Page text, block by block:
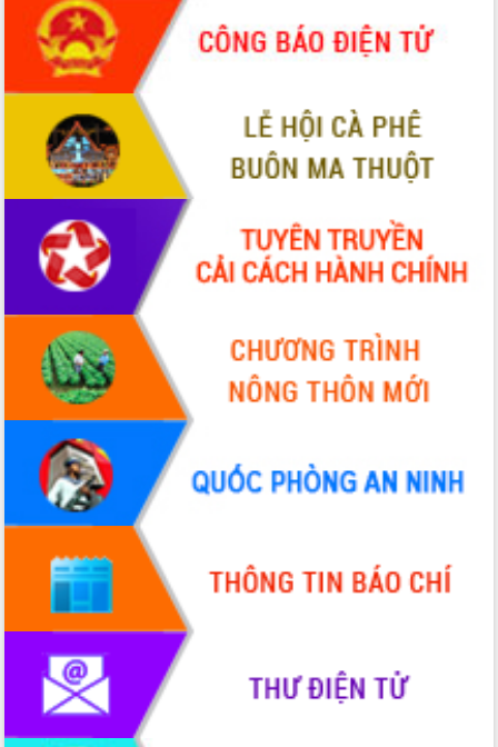
Không có file video nào để phát.